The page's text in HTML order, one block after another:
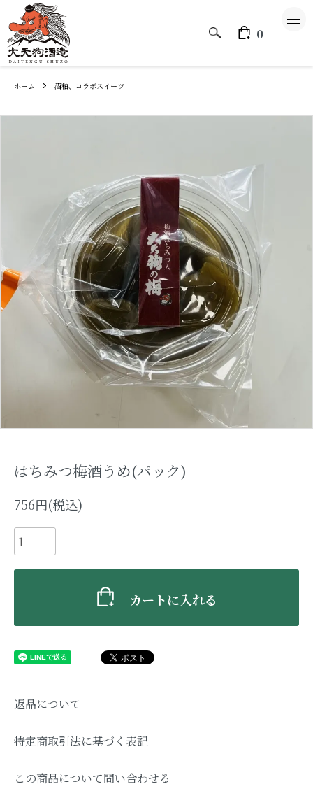
CATEGORY
大天狗
もとみや
智恵子の酒
大天狗のうめ酒
大天狗グッズ、その他
GROUP
吟醸酒、純米酒、本醸造など名称別
アルコール度数別検索はこちらをク
0
ホーム 酒粕、コラボスイーツ
はちみつ梅酒うめ(パック)
756円(税込)
カートに入れる
返品について
特定商取引法に基づく表記
この商品について問い合わせる